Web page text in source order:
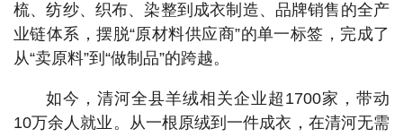
梳、纺纱、织布、染整到成衣制造、品牌销售的全产
业链体系，摆脱“原材料供应商”的单一标签，完成了
从“卖原料”到“做制品”的跨越。
如今，清河全县羊绒相关企业超1700家，带动
10万余人就业。从一根原绒到一件成衣，在清河无需